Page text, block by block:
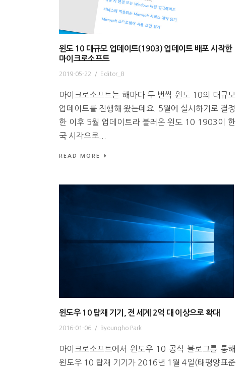
윈도 10 대규모 업데이트(1903) 업데이트 배포 시작한
마이크로소프트
2019-05-22 / Editor_B
마이크로소프트는 해마다 두 번씩 윈도 10의 대규모
업데이트를 진행해 왔는데요. 5월에 실시하기로 결정
한 이후 5월 업데이트라 불러온 윈도 10 1903이 한
국 시각으로...
READ MORE
윈도우 10 탑재 기기, 전 세계 2억 대 이상으로 확대
2016-01-06 / Byoungho Park
마이크로소프트에서 윈도우 10 공식 블로그를 통해
윈도우 10 탑재 기기가 2016년 1월 4일(태평양표준